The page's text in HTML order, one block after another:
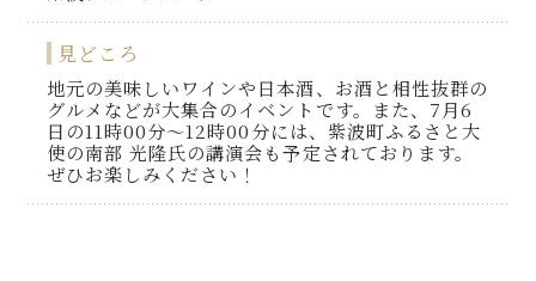
見どころ
地元の美味しいワインや日本酒、お酒と相性抜群の
グルメなどが大集合のイベントです。また、7月6
日の11時00分～12時00分には、紫波町ふるさと大
使の南部 光隆氏の講演会も予定されております。
ぜひお楽しみください！